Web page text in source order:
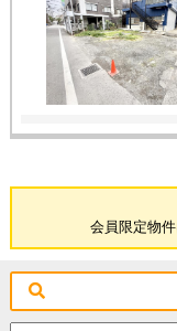
会員限定物